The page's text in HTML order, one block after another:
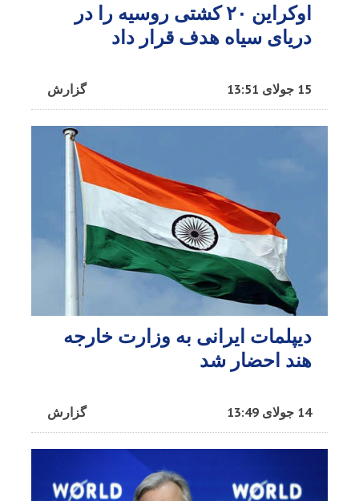
اوکراین ۲۰ کشتی روسیه را در
دریای سیاه هدف قرار داد
گزارش 15 جولای 13:51
دیپلمات ایرانی به وزارت خارجه
هند احضار شد
گزارش 14 جولای 13:49